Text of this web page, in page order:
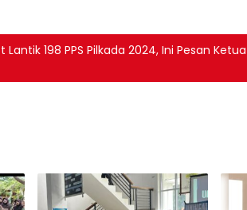
Lantik 198 PPS Pilkada 2024, Ini Pesan